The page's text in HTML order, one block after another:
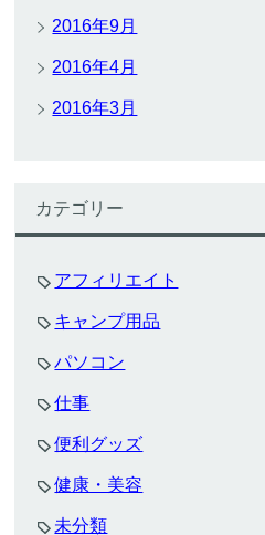
2016年9月
2016年4月
2016年3月
カテゴリー
アフィリエイト
キャンプ用品
パソコン
仕事
便利グッズ
健康・美容
未分類